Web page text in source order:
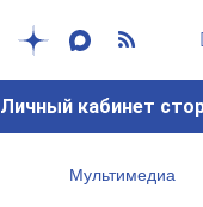
Личный кабинет
Мультимедиа